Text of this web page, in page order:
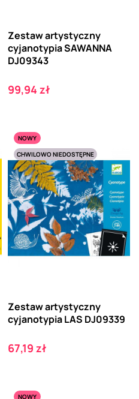
Zestaw artystyczny
cyjanotypia SAWANNA
DJ09343
Cena
99,94 zł
NOWY
CHWILOWO NIEDOSTĘPNE
Zestaw artystyczny
cyjanotypia LAS DJ09339
Cena
67,19 zł
NOWY